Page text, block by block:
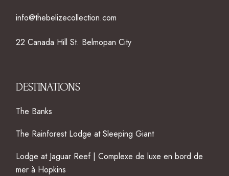
info@thebelizecollection.com
22 Canada Hill St. Belmopan City
DESTINATIONS
The Banks
The Rainforest Lodge at Sleeping Giant
Lodge at Jaguar Reef | Complexe de luxe en bord de
mer à Hopkins